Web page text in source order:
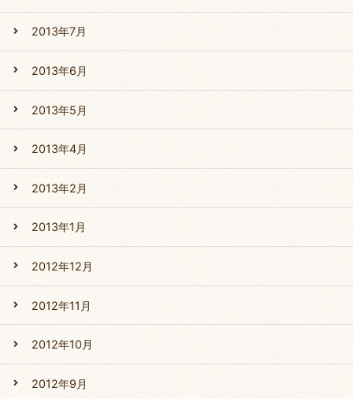
2013年7月
2013年6月
2013年5月
2013年4月
2013年2月
2013年1月
2012年12月
2012年11月
2012年10月
2012年9月